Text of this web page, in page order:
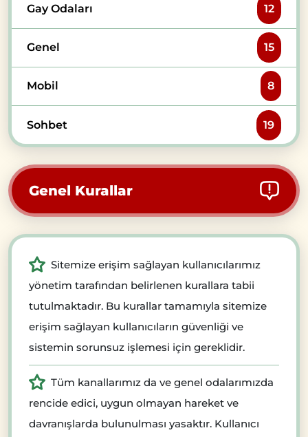
Gay Odaları 12
Genel 15
Mobil 8
Sohbet 19
Genel Kurallar
Sitemize erişim sağlayan kullanıcılarımız
yönetim tarafından belirlenen kurallara tabii
tutulmaktadır. Bu kurallar tamamıyla sitemize
erişim sağlayan kullanıcıların güvenliği ve
sistemin sorunsuz işlemesi için gereklidir.
Tüm kanallarımız da ve genel odalarımızda
rencide edici, uygun olmayan hareket ve
davranışlarda bulunulması yasaktır. Kullanıcı